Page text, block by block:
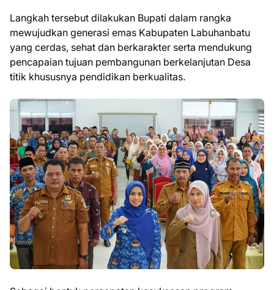
Langkah tersebut dilakukan Bupati dalam rangka
mewujudkan generasi emas Kabupaten Labuhanbatu
yang cerdas, sehat dan berkarakter serta mendukung
pencapaian tujuan pembangunan berkelanjutan Desa
titik khususnya pendidikan berkualitas.